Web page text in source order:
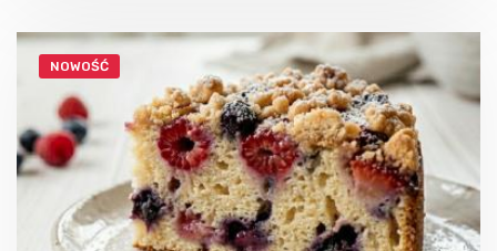
NOWOŚĆ